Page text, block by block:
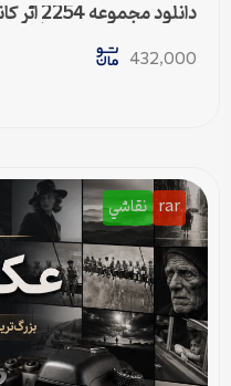
هنرمند برجسته هنر مفهومی
432,000
rar نقاشي